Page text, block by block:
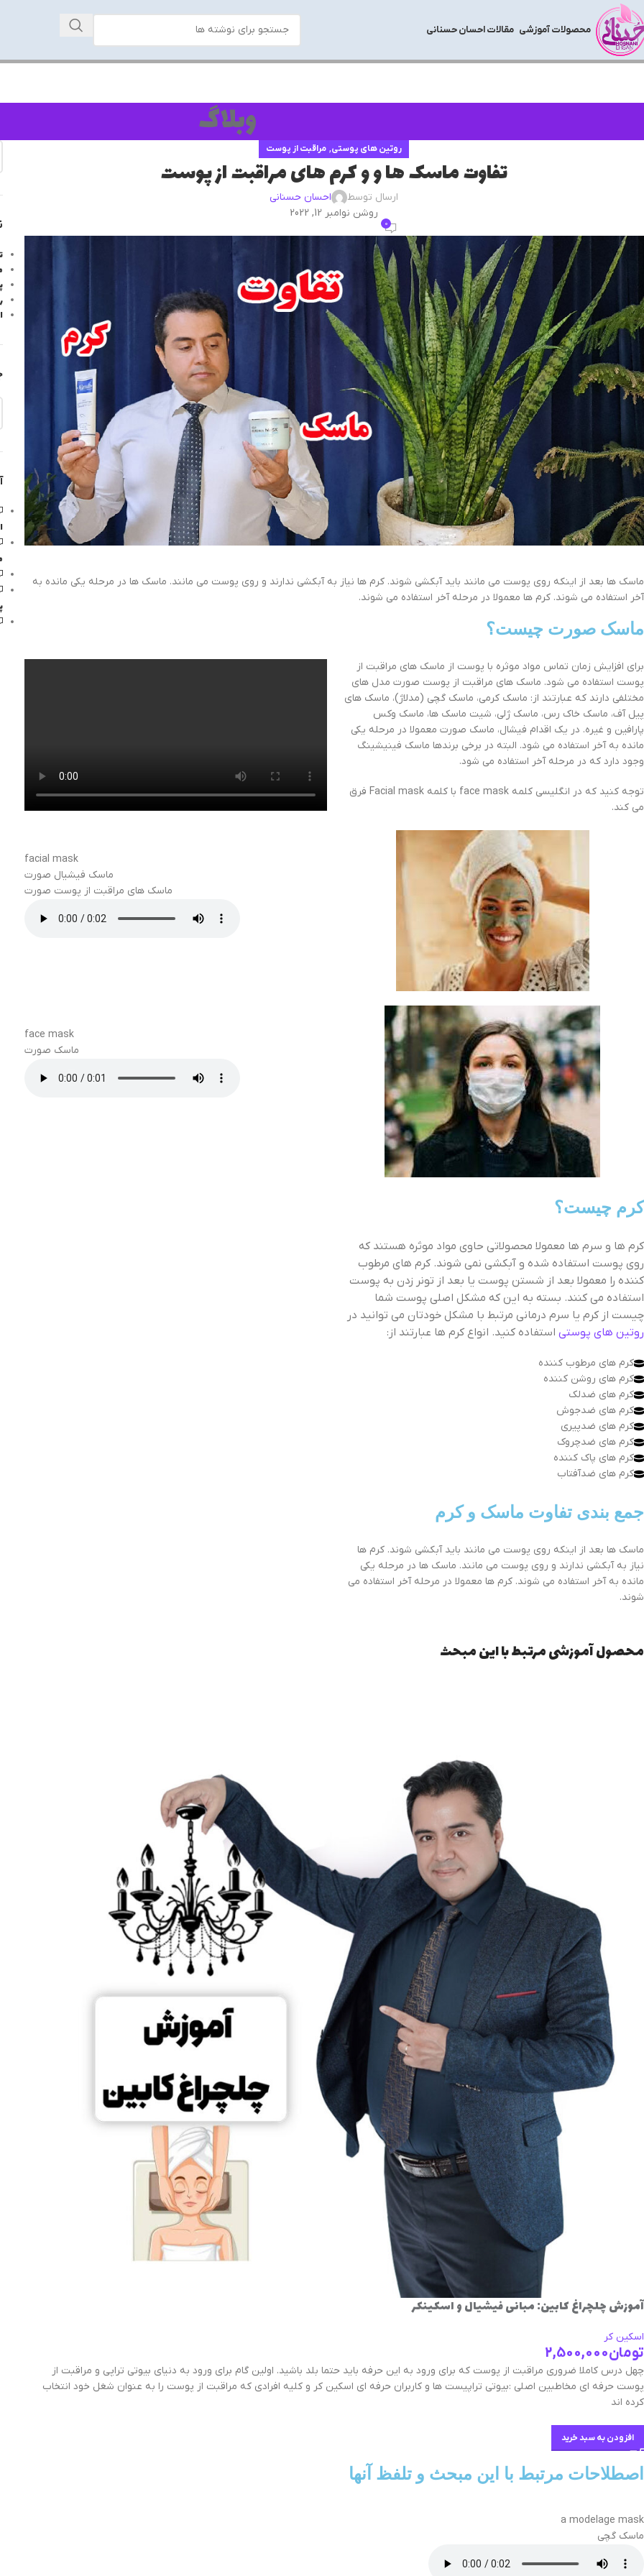
محصولات آموزشی مقالات احسان حسنانی
وبلاگ
روتین های پوستی, مراقبت از پوست
تفاوت ماسک ها و و کرم های مراقبت از پوست
ارسال توسط
احسان حسنانی
روشن نوامبر 12, 2022
0
ماسک ها بعد از اینکه روی پوست می مانند باید آبکشی شوند. کرم ها نیاز به آبکشی ندارند و روی پوست می مانند. ماسک ها در مرحله یکی مانده به
آخر استفاده می شوند. کرم ها معمولا در مرحله آخر استفاده می شوند.
ماسک صورت چیست؟
برای افزایش زمان تماس مواد موثره با پوست از ماسک های مراقبت از
پوست استفاده می شود. ماسک های مراقبت از پوست صورت مدل های
مختلفی دارند که عبارتند از: ماسک کرمی، ماسک گچی (مدلاژ)، ماسک های
پیل آف، ماسک خاک رس، ماسک ژلی، شیت ماسک ها، ماسک وکس
پارافین و غیره. در یک اقدام فیشال، ماسک صورت معمولا در مرحله یکی
مانده به آخر استفاده می شود. البته در برخی برندها ماسک فینیشینگ
وجود دارد که در مرحله آخر استفاده می شود.
توجه کنید که در انگلیسی کلمه face mask با کلمه Facial mask فرق
می کند.
facial mask
ماسک فیشیال صورت
ماسک های مراقبت از پوست صورت
face mask
ماسک صورت
کرم چیست؟
کرم ها و سرم ها معمولا محصولاتی حاوی مواد موثره هستند که
روی پوست استفاده شده و آبکشی نمی شوند. کرم های مرطوب
کننده را معمولا بعد از شستن پوست یا بعد از تونر زدن به پوست
استفاده می کنند. بسته به این که مشکل اصلی پوست شما
چیست از کرم یا سرم درمانی مرتبط با مشکل خودتان می توانید در
روتین های پوستی استفاده کنید. انواع کرم ها عبارتند از:
کرم های مرطوب کننده
کرم های روشن کننده
کرم های ضدلک
کرم های ضدجوش
کرم های ضدپیری
کرم های ضدچروک
کرم های پاک کننده
کرم های ضدآفتاب
جمع بندی تفاوت ماسک و کرم
ماسک ها بعد از اینکه روی پوست می مانند باید آبکشی شوند. کرم ها
نیاز به آبکشی ندارند و روی پوست می مانند. ماسک ها در مرحله یکی
مانده به آخر استفاده می شوند. کرم ها معمولا در مرحله آخر استفاده می
شوند.
محصول آموزشی مرتبط با این مبحث
آموزش چلچراغ کابین: مبانی فیشیال و اسکینکر
اسکین کر
تومان2,500,000
چهل درس کاملا ضروری مراقبت از پوست که برای ورود به این حرفه باید حتما بلد باشید. اولین گام برای ورود به دنیای بیوتی تراپی و مراقبت از
پوست حرفه ای مخاطبین اصلی :بیوتی تراپیست ها و کاربران حرفه ای اسکین کر و کلیه افرادی که مراقبت از پوست را به عنوان شغل خود انتخاب
کرده اند
افزودن به سبد خرید
اصطلاحات مرتبط با این مبحث و تلفظ آنها
a modelage mask
ماسک گچی